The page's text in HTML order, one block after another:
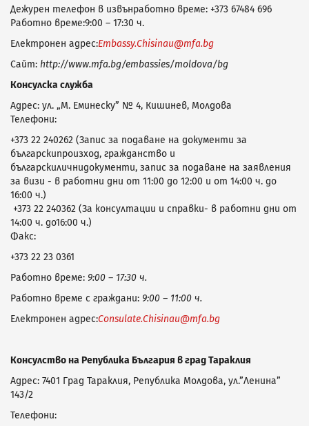
Дежурен телефон в извънработно време: +373 67484 696
Работно време:9:00 – 17:30 ч.
Електронен адрес:Embassy.Chisinau@mfa.bg
Сайт: http://www.mfa.bg/embassies/moldova/bg
Консулска служба
Адрес: ул. „М. Еминеску” № 4, Кишинев, Молдова
Телефони:
+373 22 240262 (Запис за подаване на документи за
българскипроизход, гражданство и
българскиличнидокументи, запис за подаване на заявления
за визи - в работни дни от 11:00 до 12:00 и от 14:00 ч. до
16:00 ч.)
+373 22 240362 (За консултации и справки- в работни дни от
14:00 ч. до16:00 ч.)
Факс:
+373 22 23 0361
Работно време: 9:00 – 17:30 ч.
Работно време с граждани: 9:00 – 11:00 ч.
Електронен адрес:Consulate.Chisinau@mfa.bg
Консулство на Република България в град Тараклия
Адрес: 7401 Град Тараклия, Република Молдова, ул.”Ленина”
143/2
Телефони: